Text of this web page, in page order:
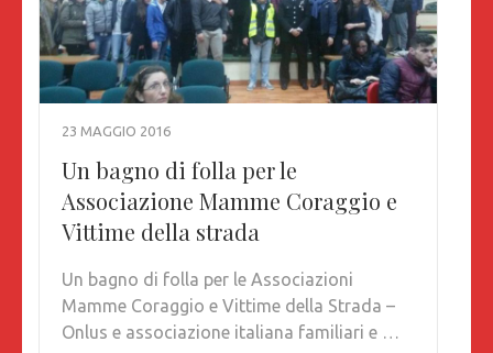
23 MAGGIO 2016
Un bagno di folla per le
Associazione Mamme Coraggio e
Vittime della strada
Un bagno di folla per le Associazioni
Mamme Coraggio e Vittime della Strada –
Onlus e associazione italiana familiari e …